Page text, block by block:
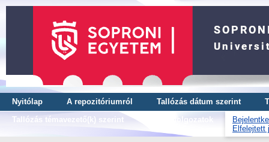
Nyitólap A repozitóriumról Tallózás dátum szerint
Tallózás témavezető(k) szerint
OTDK dolgozatok
Elfelejtett